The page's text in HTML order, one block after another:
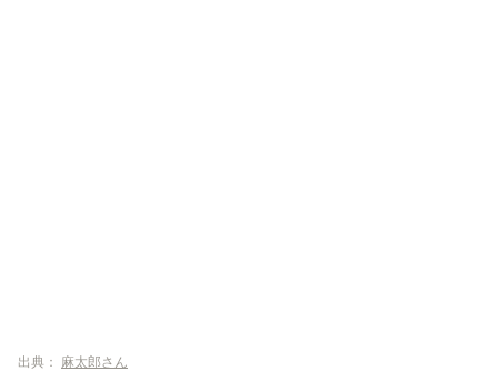
出典： 麻太郎さん